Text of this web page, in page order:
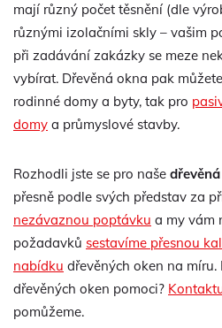
mají různý počet těsnění (dle
různými izolačními skly – vašim
při zadávání zakázky se meze
vybírat. Dřevěná okna pak
rodinné domy a byty, tak pro
domy a průmyslové stavby.
Rozhodli jste se pro naše
přesně podle svých představ za
nezávaznou poptávku a my vám
požadavků sestavíme přesnou
nabídku dřevěných oken na míru.
dřevěných oken pomoci?
pomůžeme.